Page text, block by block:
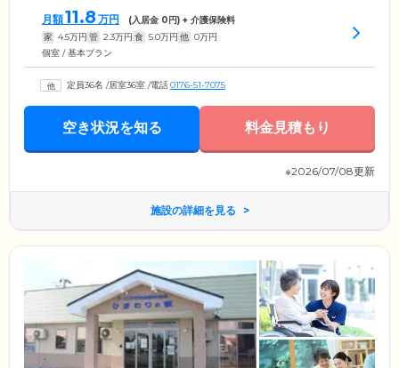
月額11.8 万円 (入居金 0円) + 介護保険料
家 4.5万円 管 2.3万円 食 5.0万円 他 0万円
個室 / 基本プラン
定員36名 /居室36室 /電話0176-51-7075
空き状況を知る 料金見積もり
※2026/07/08更新
施設の詳細を見る